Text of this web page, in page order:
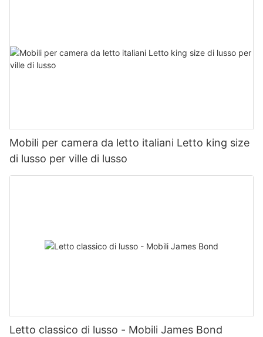
Mobili per camera da letto italiani Letto king size
di lusso per ville di lusso
Letto classico di lusso - Mobili James Bond